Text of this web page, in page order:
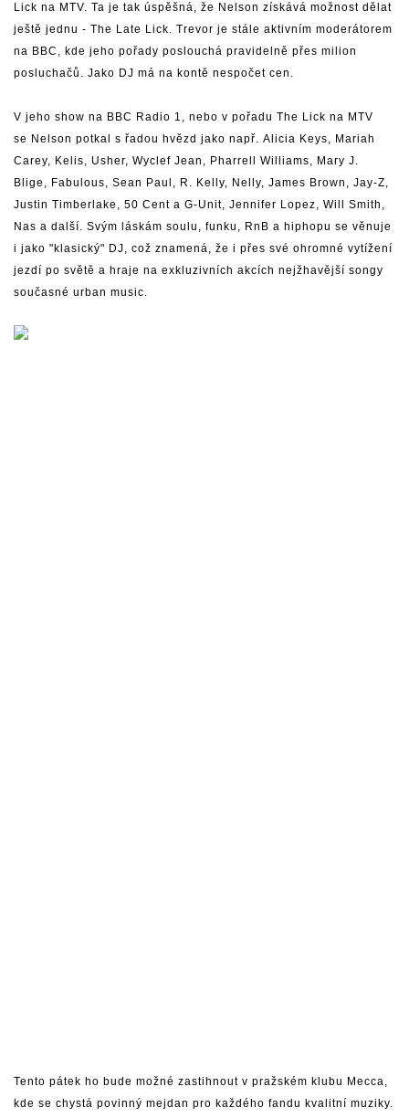
Lick na MTV. Ta je tak úspěšná, že Nelson získává možnost dělat
ještě jednu - The Late Lick. Trevor je stále aktivním moderátorem
na BBC, kde jeho pořady poslouchá pravidelně přes milion
posluchačů. Jako DJ má na kontě nespočet cen.
V jeho show na BBC Radio 1, nebo v pořadu The Lick na MTV
se Nelson potkal s řadou hvězd jako např. Alicia Keys, Mariah
Carey, Kelis, Usher, Wyclef Jean, Pharrell Williams, Mary J.
Blige, Fabulous, Sean Paul, R. Kelly, Nelly, James Brown, Jay-Z,
Justin Timberlake, 50 Cent a G-Unit, Jennifer Lopez, Will Smith,
Nas a další. Svým láskám soulu, funku, RnB a hiphopu se věnuje
i jako "klasický" DJ, což znamená, že i přes své ohromné vytížení
jezdí po světě a hraje na exkluzivních akcích nejžhavější songy
současné urban music.
Tento pátek ho bude možné zastihnout v pražském klubu Mecca,
kde se chystá povinný mejdan pro každého fandu kvalitní muziky.